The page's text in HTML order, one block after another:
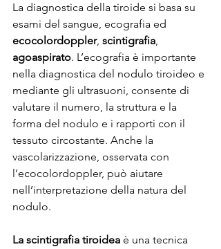
La diagnostica della tiroide si basa su
esami del sangue, ecografia ed
ecocolordoppler, scintigrafia,
agoaspirato. L’ecografia è importante
nella diagnostica del nodulo tiroideo e
mediante gli ultrasuoni, consente di
valutare il numero, la struttura e la
forma del nodulo e i rapporti con il
tessuto circostante. Anche la
vascolarizzazione, osservata con
l’ecocolordoppler, può aiutare
nell’interpretazione della natura del
nodulo.
La scintigrafia tiroidea è una tecnica